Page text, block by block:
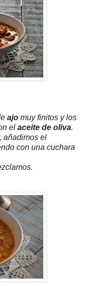
ajo muy finitos y los
el aceite de oliva.
añadimos el
con una cuchara